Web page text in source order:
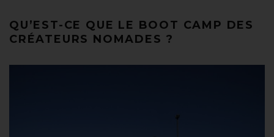
QU’EST-CE QUE LE BOOT CAMP DES
CRÉATEURS NOMADES ?